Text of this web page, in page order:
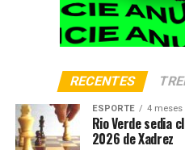
RECENTES
ESPORTE 4 meses
Rio Verde sedia
2026 de Xadrez